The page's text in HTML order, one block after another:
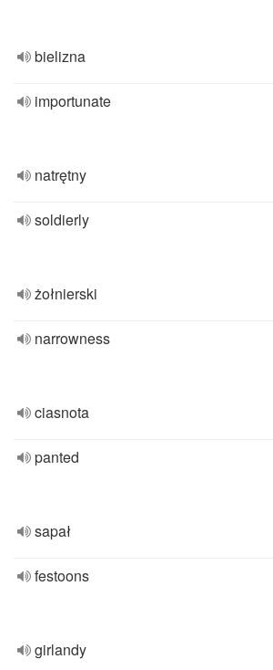
bielizna
importunate
natrętny
soldierly
żołnierski
narrowness
ciasnota
panted
sapał
festoons
girlandy